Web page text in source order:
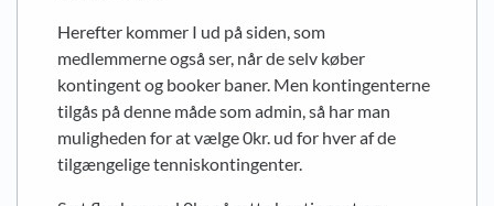
Herefter kommer I ud på siden, som
medlemmerne også ser, når de selv køber
kontingent og booker baner. Men kontingenterne
tilgås på denne måde som admin, så har man
muligheden for at vælge 0kr. ud for hver af de
tilgængelige tenniskontingenter.